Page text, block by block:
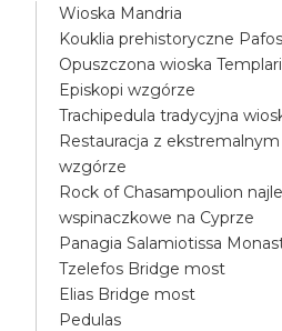
Wioska Mandria
Kouklia prehistoryczne Pafos
Opuszczona wioska
Episkopi wzgórze
Trachipedula tradycyjna
Restauracja z
wzgórze
Rock of Chasampoulion
wspinaczkowe na Cyprze
Panagia Salamiotissa
Tzelefos Bridge most
Elias Bridge most
Pedulas